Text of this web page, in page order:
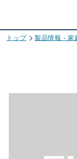
トップ 製品情報 - 家